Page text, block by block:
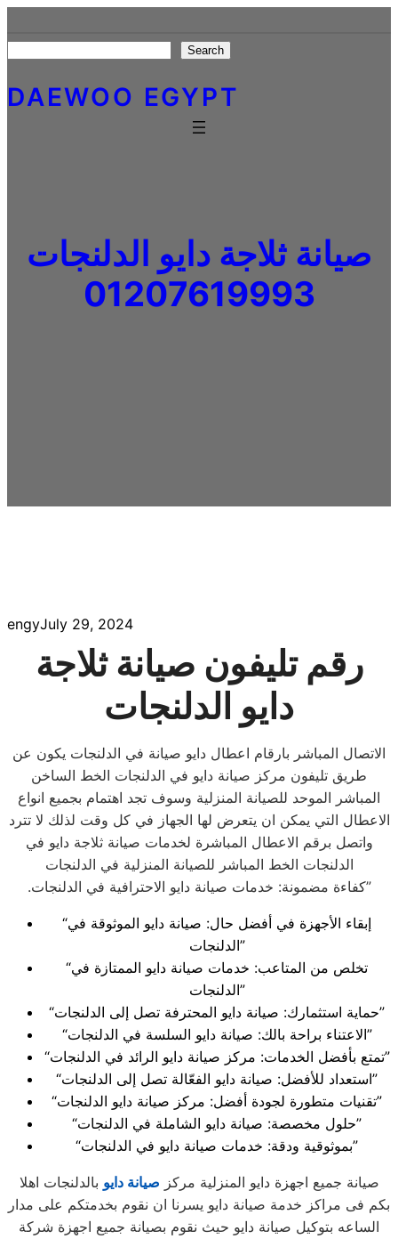
to
content
Search
DAEWOO EGYPT
صيانة ثلاجة دايو الدلنجات
01207619993
engyJuly 29, 2024
رقم تليفون صيانة ثلاجة
دايو الدلنجات
الاتصال المباشر بارقام اعطال دايو صيانة في الدلنجات يكون عن
طريق تليفون مركز صيانة دايو في الدلنجات الخط الساخن
المباشر الموحد للصيانة المنزلية وسوف تجد اهتمام بجميع انواع
الاعطال التي يمكن ان يتعرض لها الجهاز في كل وقت لذلك لا تترد
واتصل برقم الاعطال المباشرة لخدمات صيانة ثلاجة دايو في
الدلنجات الخط المباشر للصيانة المنزلية في الدلنجات
.كفاءة مضمونة: خدمات صيانة دايو الاحترافية في الدلنجات”
“إبقاء الأجهزة في أفضل حال: صيانة دايو الموثوقة في
الدلنجات”
“تخلص من المتاعب: خدمات صيانة دايو الممتازة في
الدلنجات”
“حماية استثمارك: صيانة دايو المحترفة تصل إلى الدلنجات”
“الاعتناء براحة بالك: صيانة دايو السلسة في الدلنجات”
“تمتع بأفضل الخدمات: مركز صيانة دايو الرائد في الدلنجات”
“استعداد للأفضل: صيانة دايو الفعّالة تصل إلى الدلنجات”
“تقنيات متطورة لجودة أفضل: مركز صيانة دايو الدلنجات”
“حلول مخصصة: صيانة دايو الشاملة في الدلنجات”
“بموثوقية ودقة: خدمات صيانة دايو في الدلنجات”
صيانة جميع اجهزة دايو المنزلية مركز صيانة دايو بالدلنجات اهلا
بكم فى مراكز خدمة صيانة دايو يسرنا ان نقوم بخدمتكم على مدار
الساعه بتوكيل صيانة دايو حيث نقوم بصيانة جميع اجهزة شركة